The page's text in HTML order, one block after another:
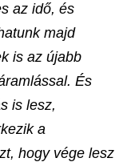
az idő, és
majd
is az újabb
És
is lesz,
a
hogy vége lesz